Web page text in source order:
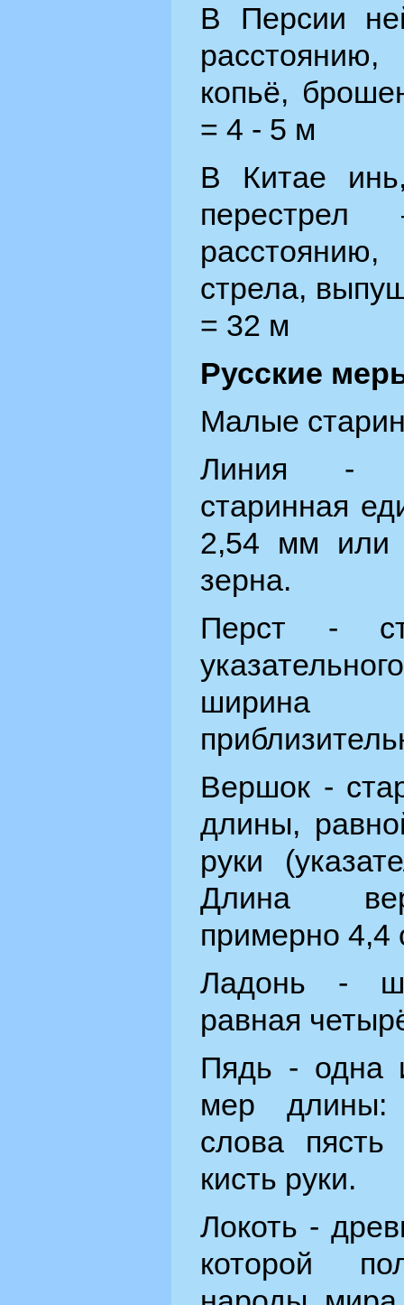
В Персии
копьё,
= 4 - 5 м
В Китае
стрела,
= 32 м
Русские
Малые
Линия -
старинная
2,54 мм или
зерна.
Перст -
ширина
Вершок -
длины,
руки
Длина
примерно 4,4
Ладонь -
равная
Пядь - одна
мер длины:
слова
кисть руки.
Локоть -
которой